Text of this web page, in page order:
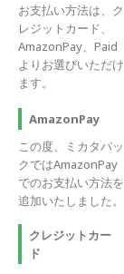
お支払い方法は、ク
レジットカード、
AmazonPay、Paid
よりお選びいただけ
ます。
AmazonPay
この度、ミカタパッ
クではAmazonPay
でのお支払い方法を
追加いたしました。
クレジットカー
ド